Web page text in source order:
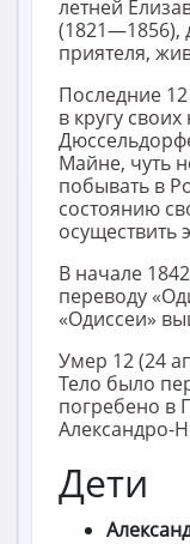
летней
(1821—1856),
приятеля,
Последние
в кругу
Майне, чуть
побывать в
состоянию
осуществить
В начале
переводу
«Одиссеи»
Умер 12 (24
Тело было
погребено в
Александро-
Дети